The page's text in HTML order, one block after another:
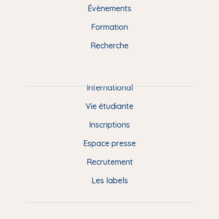
k
y
b
e
d
I
e
e
Évènements
Formation
Recherche
International
Vie étudiante
Inscriptions
Espace presse
Recrutement
Les labels